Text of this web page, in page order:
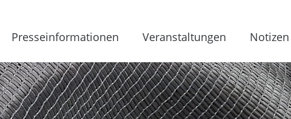
Presseinformationen Veranstaltungen Notizen